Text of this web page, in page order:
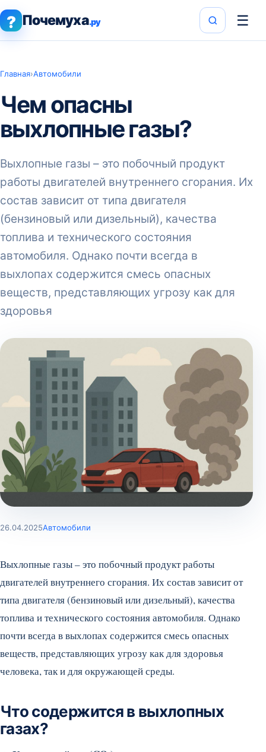
? Почемуха.ру ☰
Главная›Автомобили
Чем опасны
выхлопные газы?
Выхлопные газы – это побочный продукт
работы двигателей внутреннего сгорания. Их
состав зависит от типа двигателя
(бензиновый или дизельный), качества
топлива и технического состояния
автомобиля. Однако почти всегда в
выхлопах содержится смесь опасных
веществ, представляющих угрозу как для
здоровья
26.04.2025Автомобили
Выхлопные газы – это побочный продукт работы
двигателей внутреннего сгорания. Их состав зависит от
типа двигателя (бензиновый или дизельный), качества
топлива и технического состояния автомобиля. Однако
почти всегда в выхлопах содержится смесь опасных
веществ, представляющих угрозу как для здоровья
человека, так и для окружающей среды.
Что содержится в выхлопных
газах?